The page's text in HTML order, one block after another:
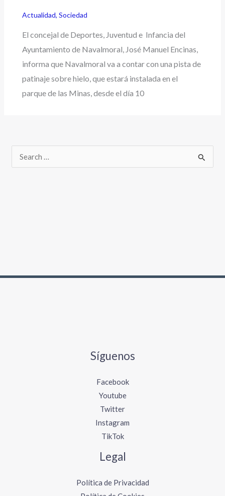
Actualidad,Sociedad
El concejal de Deportes, Juventud e Infancia del
Ayuntamiento de Navalmoral, José Manuel Encinas,
informa que Navalmoral va a contar con una pista de
patinaje sobre hielo, que estará instalada en el
parque de las Minas, desde el día 10
Síguenos
Facebook
Youtube
Twitter
Instagram
TikTok
Legal
Política de Privacidad